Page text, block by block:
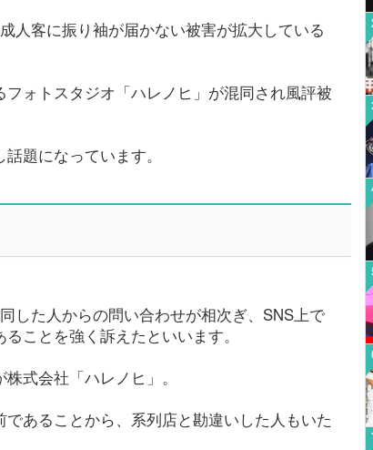
人客に振り袖が届かない被害が拡大している
ォトスタジオ「ハレノヒ」が混同され風評被
題になっています。
した人からの問い合わせが相次ぎ、SNS上で
ことを強く訴えたといいます。
式会社「ハレノヒ」。
あることから、系列店と勘違いした人もいた